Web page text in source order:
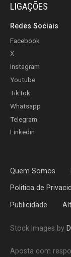
LIGAÇÕES
Redes Sociais
Facebook
X
Instagram
Youtube
TikTok
Whatsapp
Telegram
Linkedin
Quem Somos
Politica de
Publicidade
Stock Images by
Aposta com